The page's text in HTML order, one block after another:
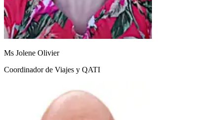
Ms Jolene Olivier
Coordinador de Viajes y QATI